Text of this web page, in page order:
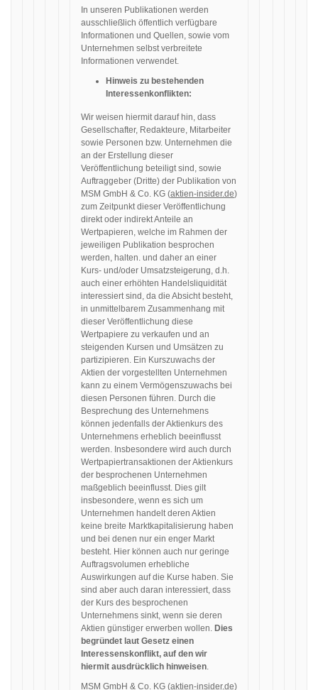
In unseren Publikationen werden
ausschließlich öffentlich verfügbare
Informationen und Quellen, sowie vom
Unternehmen selbst verbreitete
Informationen verwendet.
Hinweis zu bestehenden
Interessenkonflikten:
Wir weisen hiermit darauf hin, dass
Gesellschafter, Redakteure, Mitarbeiter
sowie Personen bzw. Unternehmen die
an der Erstellung dieser
Veröffentlichung beteiligt sind, sowie
Auftraggeber (Dritte) der Publikation von
MSM GmbH & Co. KG (aktien-insider.de)
zum Zeitpunkt dieser Veröffentlichung
direkt oder indirekt Anteile an
Wertpapieren, welche im Rahmen der
jeweiligen Publikation besprochen
werden, halten. und daher an einer
Kurs- und/oder Umsatzsteigerung, d.h.
auch einer erhöhten Handelsliquidität
interessiert sind, da die Absicht besteht,
in unmittelbarem Zusammenhang mit
dieser Veröffentlichung diese
Wertpapiere zu verkaufen und an
steigenden Kursen und Umsätzen zu
partizipieren. Ein Kurszuwachs der
Aktien der vorgestellten Unternehmen
kann zu einem Vermögenszuwachs bei
diesen Personen führen. Durch die
Besprechung des Unternehmens
können jedenfalls der Aktienkurs des
Unternehmens erheblich beeinflusst
werden. Insbesondere wird auch durch
Wertpapiertransaktionen der Aktienkurs
der besprochenen Unternehmen
maßgeblich beeinflusst. Dies gilt
insbesondere, wenn es sich um
Unternehmen handelt deren Aktien
keine breite Marktkapitalisierung haben
und bei denen nur ein enger Markt
besteht. Hier können auch nur geringe
Auftragsvolumen erhebliche
Auswirkungen auf die Kurse haben. Sie
sind aber auch daran interessiert, dass
der Kurs des besprochenen
Unternehmens sinkt, wenn sie deren
Aktien günstiger erwerben wollen. Dies
begründet laut Gesetz einen
Interessenskonflikt, auf den wir
hiermit ausdrücklich hinweisen.
MSM GmbH & Co. KG (aktien-insider.de)